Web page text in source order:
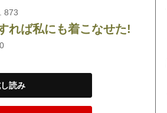
873
れば私にも着こなせた!
読み